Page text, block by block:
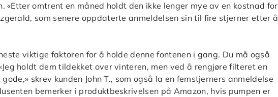
«Etter omtrent en måned holdt den ikke lenger mye av en kostnad for
som senere oppdaterte anmeldelsen sin til fire stjerner etter å
viktige faktoren for å holde denne fontenen i gang. Du må også
holdt dem tildekket over vinteren, men ved å rengjøre filteret en
skrev kunden John T., som også la en femstjerners anmeldelse
bemerker i produktbeskrivelsen på Amazon, hvis pumpen er